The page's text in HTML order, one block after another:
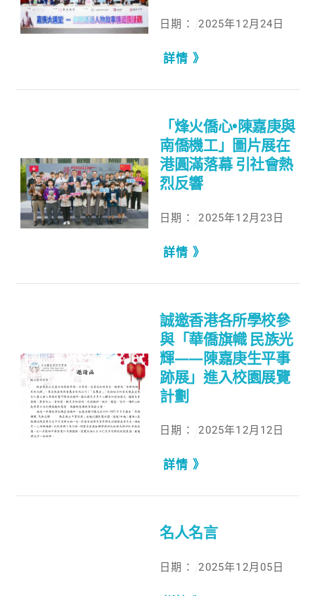
日期： 2025年12月 24 日
詳情 》
「烽火僑心•陳嘉庚與
南僑機工」圖片展在
港圓滿落幕 引社會熱
烈反響
日期： 2025年12月 23 日
詳情 》
誠邀香港各所學校參
與「華僑旗幟 民族光
輝——陳嘉庚生平事
跡展」進入校園展覽
計劃
日期： 2025年12月 12 日
詳情 》
名人名言
日期： 2025年12月 05 日